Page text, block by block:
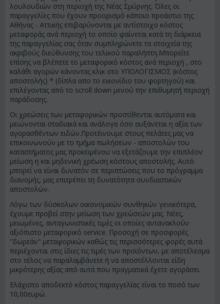
λουλουδιών στη περιοχή της Νέας Σμύρνης. Όλες οι
παραγγελίες που έχουν προορισμό κάποιο προάστιο της
Αθήνας - Αττικής επιβαρύνονται με αντίστοιχο κόστος
μεταφοράς ανά περιοχή το οποίο φαίνεται κατά τη διάρκεια
της παραγγελίας σας όταν συμπληρώνετε τα στοιχεία της
ακριβούς διεύθυνσης του τελικού παραλήπτη.Μπορείτε
επίσης να βλέπετε το μεταφορικό κόστος ανά περιοχή , στο
καλάθι αγορών κάνοντας κλικ στο ΥΠΟΛΟΓΙΣΜΟΣ (κόστος
αποστολής) * (δίπλα απο το εικονίδιο του φορτηγού) και
επιλέγοντας από το scroll down μενού την επιθυμητή περιοχή
παράδοσης.
Οι χρεώσεις των μεταφορικών προστίθενται αυτόματα και
μειώνονται σταδιακά και ανάλογα όσο αυξάνεται η αξία των
αγορασθέντων ειδών.Προτέινουμε στους πελάτες μας να
επικοινωνούν με το τμήμα πωλήσεων - αποστολών του
καταστήματος μας προκειμένου να εξετάζουμε την επιπλέον
μείωση η και μηδενική χρέωση κόστους αποστολής. Αυτό
μπορεί να είναι δυνατόν σε περιπτώσεις που το πρόγραμμα
διανομής, μας επιτρέπει τη δυνατότητα συνδιαστικών
αποστολών.
Λόγω των δύσκολων οικονομικών συνθηκών γενικότερα,
έχουμε προβεί στην μείωση των χρεώσεών μας. Νέες,
μειωμένες, ανταγωνιστικές τιμές οι οποίες αντανακλούν
αξιόπιστο μεταφορικό service. Προσοχή σε προσφορές
"δωρεάν" μεταφορικών καθώς τις περισσότερες φορές αυτά
περιέχονται στις ίδιες τις τιμές των προϊόντων, με αποτέλεσμα
στο τέλος να παραλαμβάνετε ή να αποστέλλονται είδη
μικρότερης αξίας από αυτά που πραγματικά έχετε αγοράσει.
Ελάχιστο αποδεκτό κόστος παραγγελίας είναι το ποσό των
10,00ευρώ.